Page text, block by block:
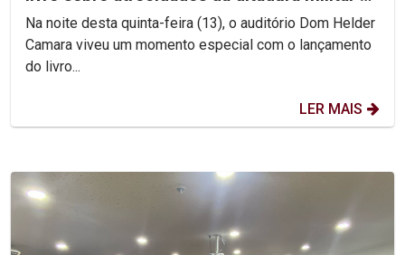
Brasil
Na noite desta quinta-feira (13), o auditório Dom Helder
Camara viveu um momento especial com o lançamento
do livro...
LER MAIS